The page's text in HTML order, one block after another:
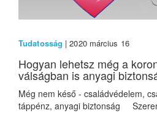
Tudatosság | 2020 március 16
Hogyan lehetsz még a
válságban is anyagi
Még nem késő - családvédelem,
táppénz, anyagi biztonság